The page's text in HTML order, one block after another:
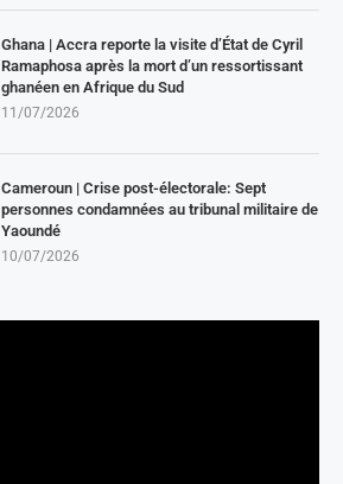
Ghana | Accra reporte la visite d’État de Cyril
Ramaphosa après la mort d’un ressortissant
ghanéen en Afrique du Sud
11/07/2026
Cameroun | Crise post-électorale: Sept
personnes condamnées au tribunal militaire de
Yaoundé
10/07/2026